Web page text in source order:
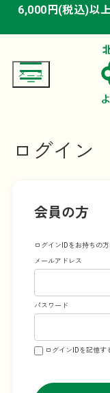
6,000円(税込)以
6,000円(税込)以
6,000円(税込)以
ログイン
会員の方
ログインIDをお持ちの
メールアドレス
パスワード
ログインIDを記憶す